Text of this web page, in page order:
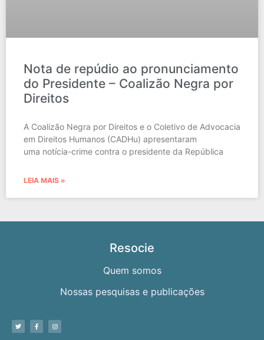
Nota de repúdio ao pronunciamento
do Presidente – Coalizão Negra por
Direitos
A Coalizão Negra por Direitos e o Coletivo de Advocacia
em Direitos Humanos (CADHu) apresentaram
uma notícia-crime contra o presidente da República
LEIA MAIS »
Resocie
Quem somos
Nossas pesquisas e publicações